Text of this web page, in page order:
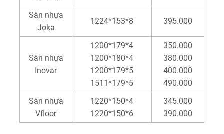
Sàn nhựa
Joka
1224*153*8 395.000
Sàn nhựa
Inovar
1200*179*4
1200*180*4
1200*179*5
1511*179*5
350.000
380.000
400.000
490.000
Sàn nhựa
Vfloor
1220*150*4
1220*150*6
345.000
390.000